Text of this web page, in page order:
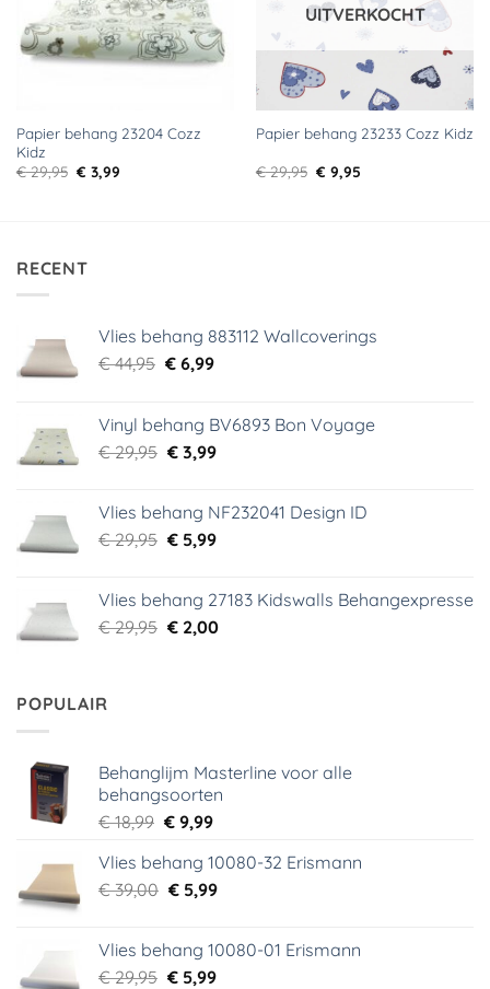
Papier behang 23204 Cozz
Kidz
€29,95 Oorspronkelijke
prijs
€ 3,99Huidige
UITVERKOCHT
Papier behang 23233 Cozz Kidz
€29,95 Oorspronkelijke
prijs
€ 9,95Huidige
RECENT
Vlies behang 883112 Wallcoverings
€44,95 Oorspronkelijke
€ 44,95.
€6,99Huidige
€ 6,99.
Vinyl behang BV6893 Bon Voyage
€29,95 Oorspronkelijke
€ 29,95.
€3,99Huidige
€ 3,99.
Vlies behang NF232041 Design ID
€29,95 Oorspronkelijke
€ 29,95.
€5,99Huidige
€ 5,99.
Vlies behang 27183 Kidswalls Behangexpresse
€29,95 Oorspronkelijke
€2,00Huidige
POPULAIR
Behanglijm Masterline voor alle
behangsoorten
€18,99 Oorspronkelijke
was:
€ 18,99.
€9,99Huidige
is:
€ 9,99.
Vlies behang 10080-32 Erismann
€39,00 Oorspronkelijke
€ 39,00.
€5,99Huidige
€ 5,99.
Vlies behang 10080-01 Erismann
€29,95 Oorspronkelijke
€5,99Huidige